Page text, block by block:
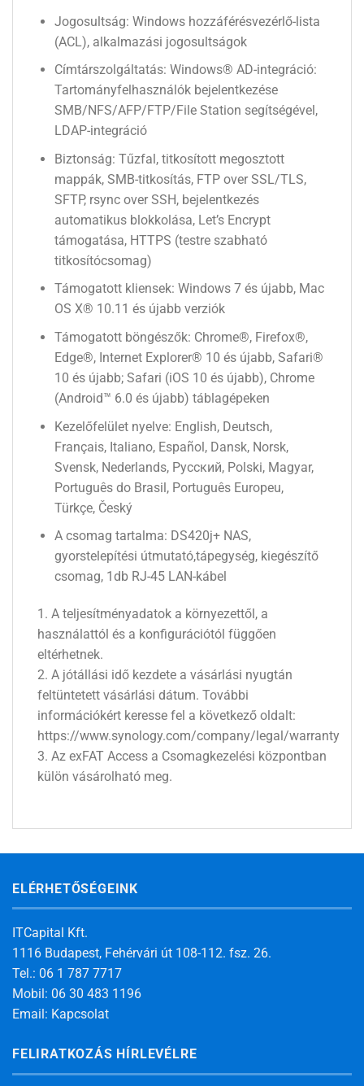
Jogosultság: Windows hozzáférésvezérlő-lista
(ACL), alkalmazási jogosultságok
Címtárszolgáltatás: Windows® AD-integráció:
Tartományfelhasználók bejelentkezése
SMB/NFS/AFP/FTP/File Station segítségével,
LDAP-integráció
Biztonság: Tűzfal, titkosított megosztott
mappák, SMB-titkosítás, FTP over SSL/TLS,
SFTP, rsync over SSH, bejelentkezés
automatikus blokkolása, Let’s Encrypt
támogatása, HTTPS (testre szabható
titkosítócsomag)
Támogatott kliensek: Windows 7 és újabb, Mac
OS X® 10.11 és újabb verziók
Támogatott böngészők: Chrome®, Firefox®,
Edge®, Internet Explorer® 10 és újabb, Safari®
10 és újabb; Safari (iOS 10 és újabb), Chrome
(Android™ 6.0 és újabb) táblagépeken
Kezelőfelület nyelve: English, Deutsch,
Français, Italiano, Español, Dansk, Norsk,
Svensk, Nederlands, Русский, Polski, Magyar,
Português do Brasil, Português Europeu,
Türkçe, Český
A csomag tartalma: DS420j+ NAS,
gyorstelepítési útmutató,tápegység, kiegészítő
csomag, 1db RJ-45 LAN-kábel
1. A teljesítményadatok a környezettől, a
használattól és a konfigurációtól függően
eltérhetnek.
2. A jótállási idő kezdete a vásárlási nyugtán
feltüntetett vásárlási dátum. További
információkért keresse fel a következő oldalt:
https://www.synology.com/company/legal/warranty
3. Az exFAT Access a Csomagkezelési központban
külön vásárolható meg.
ELÉRHETŐSÉGEINK
ITCapital Kft.
1116 Budapest, Fehérvári út 108-112. fsz. 26.
Tel.: 06 1 787 7717
Mobil: 06 30 483 1196
Email: Kapcsolat
FELIRATKOZÁS HÍRLEVÉLRE